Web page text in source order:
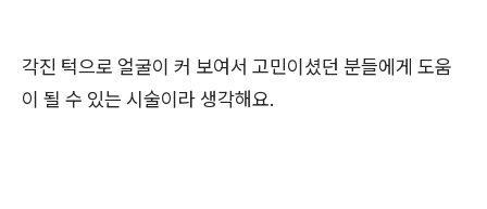
각진 턱으로 얼굴이 커 보여서 고민이셨던 분들에게 도움
이 될 수 있는 시술이라 생각해요.